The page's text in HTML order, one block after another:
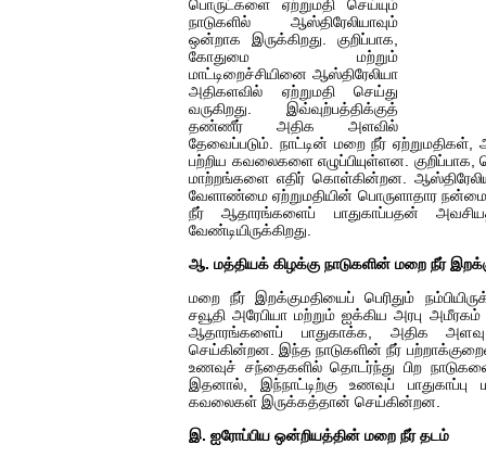
பொருட்களை ஏற்றுமதி செய்யும்
நாடுகளில் ஆஸ்திரேலியாவும்
ஒன்றாக இருக்கிறது. குறிப்பாக,
கோதுமை மற்றும்
மாட்டிறைச்சியினை ஆஸ்திரேலியா
அதிகளவில் ஏற்றுமதி செய்து
வருகிறது. இவ்வுற்பத்திக்குத்
தண்ணீர் அதிக அளவில்
தேவைப்படும். நாட்டின் மறை நீர்
பற்றிய கவலைகளை எழுப்பியுள்ளன.
மாற்றங்களை எதிர் கொள்கின்றன.
வேளாண்மை ஏற்றுமதியின் பொருளாதார
நீர் ஆதாரங்களைப் பாதுகாப்பதன்
வேண்டியிருக்கிறது.
ஆ. மத்தியக் கிழக்கு நாடுகளின் மறை நீர்
மறை நீர் இறக்குமதியைப் பெரிதும்
சவூதி அரேபியா மற்றும் ஐக்கிய அரபு
ஆதாரங்களைப் பாதுகாக்க, அதிக
செய்கின்றன. இந்த நாடுகளின் நீர்
உணவுச் சந்தைகளில் தொடர்ந்து பிற
இதனால், இந்நாட்டிற்கு உணவுப் பாதுகாப்பு
கவலைகள் இருக்கத்தான் செய்கின்றன.
இ. ஐரோப்பிய ஒன்றியத்தின் மறை நீர் தடம்